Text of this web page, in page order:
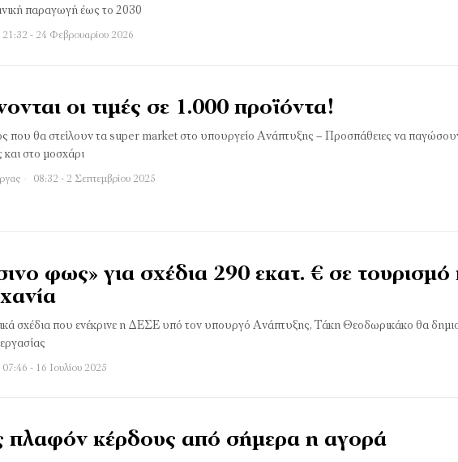
παραγωγή έως το 2030
21:32 - 24 Φεβρουαρίου 2026
οι τιμές σε 1.000 προϊόντα!
που θα στείλουν τα super market στο υπουργείο Ανάπτυξης – Προσπάθειες να
και στο μοσχάρι
08:32 - 2 Σεπτεμβρίου 2025
φως» για σχέδια 290 εκατ. € σε τουρισμό
σχέδια που ενέκρινε η ΔΕΣΕ υπό τον υπουργό Ανάπτυξης, Τάκη Θεοδωρικάκο θα
07:46 - 16 Ιουλίου 2025
πλαφόν κέρδους από σήμερα η αγορά